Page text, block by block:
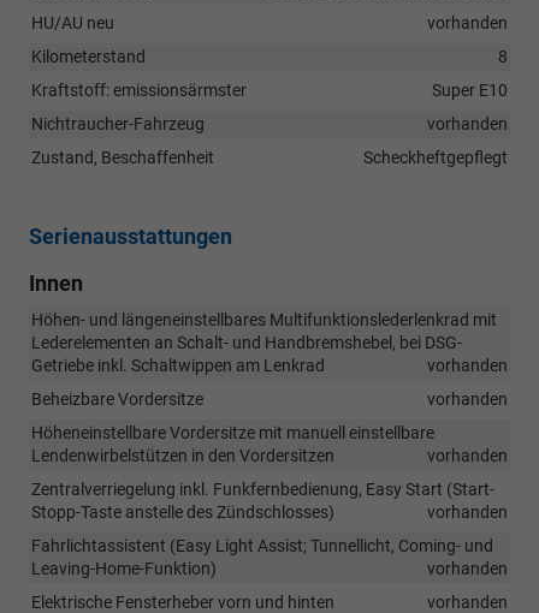
HU/AU neu
vorhanden
Kilometerstand
8
Kraftstoff: emissionsärmster
Super E10
Nichtraucher-Fahrzeug
vorhanden
Zustand, Beschaffenheit
Scheckheftgepflegt
Serienausstattungen
Innen
Höhen- und längeneinstellbares Multifunktionslederlenkrad mit
Lederelementen an Schalt- und Handbremshebel, bei DSG-
Getriebe inkl. Schaltwippen am Lenkrad
vorhanden
Beheizbare Vordersitze
vorhanden
Höheneinstellbare Vordersitze mit manuell einstellbare
Lendenwirbelstützen in den Vordersitzen
vorhanden
Zentralverriegelung inkl. Funkfernbedienung, Easy Start (Start-
Stopp-Taste anstelle des Zündschlosses)
vorhanden
Fahrlichtassistent (Easy Light Assist; Tunnellicht, Coming- und
Leaving-Home-Funktion)
vorhanden
Elektrische Fensterheber vorn und hinten
vorhanden